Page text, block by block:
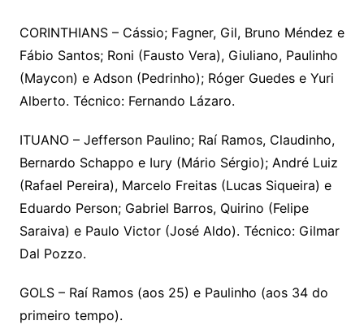
CORINTHIANS – Cássio; Fagner, Gil, Bruno Méndez e
Fábio Santos; Roni (Fausto Vera), Giuliano, Paulinho
(Maycon) e Adson (Pedrinho); Róger Guedes e Yuri
Alberto. Técnico: Fernando Lázaro.
ITUANO – Jefferson Paulino; Raí Ramos, Claudinho,
Bernardo Schappo e Iury (Mário Sérgio); André Luiz
(Rafael Pereira), Marcelo Freitas (Lucas Siqueira) e
Eduardo Person; Gabriel Barros, Quirino (Felipe
Saraiva) e Paulo Victor (José Aldo). Técnico: Gilmar
Dal Pozzo.
GOLS – Raí Ramos (aos 25) e Paulinho (aos 34 do
primeiro tempo).